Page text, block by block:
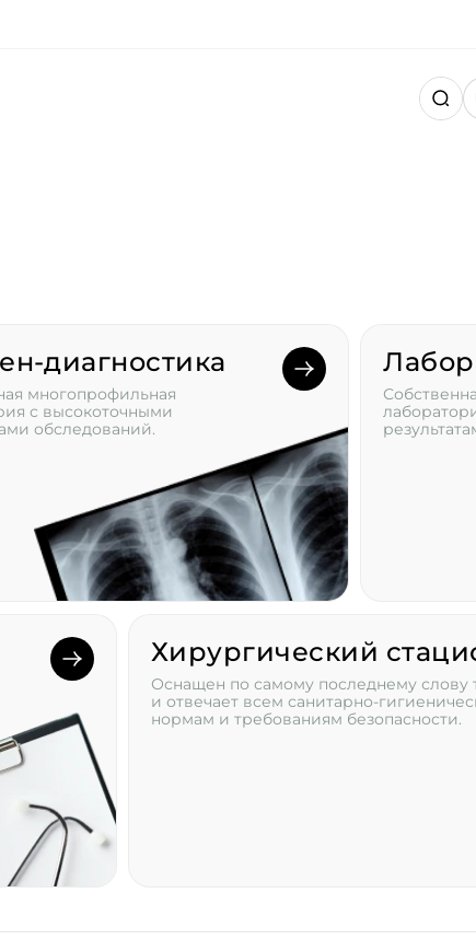
диагностика
многопрофильная
с высокоточными
обследований.
Хирургический
Оснащен по самому последнему слову
и отвечает всем санитарно-
нормам и требованиям безопасности.